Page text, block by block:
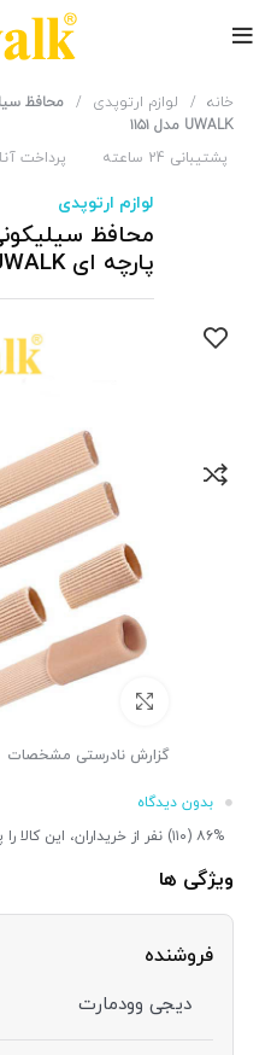
خانه لوازم ارتوپدی
محافظ
UWALK مدل ۱۱۵۱
پشتیبانی 24 ساعته
پرداخت
لوازم ارتوپدی
محافظ
پارچه ای UWALK مدل ۱۱۵۱
برای بزرگنمایی
گزارش نادرستی مشخصات
بدون دیدگاه
۸۶% (۱۱۰) نفر از خریداران، این کالا را پیشنهاد کرده اند
ویژگی ها
فروشنده
دیجی وودمارت